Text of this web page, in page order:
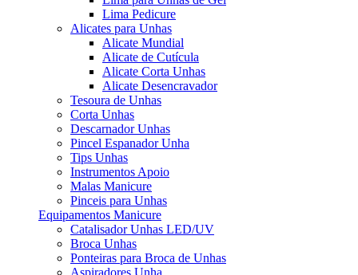
Lima Pedicure
Alicates para Unhas
Alicate Mundial
Alicate de Cutícula
Alicate Corta Unhas
Alicate Desencravador
Tesoura de Unhas
Corta Unhas
Descarnador Unhas
Pincel Espanador Unha
Tips Unhas
Instrumentos Apoio
Malas Manicure
Pinceis para Unhas
Equipamentos Manicure
Catalisador Unhas LED/UV
Broca Unhas
Ponteiras para Broca de Unhas
Aspiradores Unha